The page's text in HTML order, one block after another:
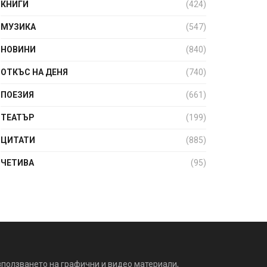
КНИГИ (424)
МУЗИКА (547)
НОВИНИ (840)
ОТКЪС НА ДЕНЯ (740)
ПОЕЗИЯ (661)
ТЕАТЪР (199)
ЦИТАТИ (885)
ЧЕТИВА (95)
на графични и видео материали,